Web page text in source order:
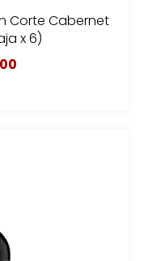
Corte Cabernet
x 6)